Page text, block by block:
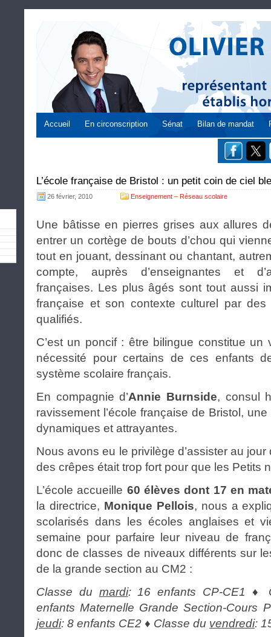
Accueil En circonscription Sénat Bilan de mandat
L’école française de Bristol : un petit coin de ciel
26 février, 2010 Enseignement – Réseau scolaire
Une bâtisse en pierres grises aux allures
entrer un cortège de bouts d’chou qui
tout en jouant, dessinant ou chantant,
compte, auprès d’enseignantes et
françaises. Les plus âgés sont tout aussi
française et son contexte culturel par
qualifiés.
C’est un poncif : être bilingue constitue
nécessité pour certains de ces enfants
système scolaire français.
En compagnie d’Annie Burnside, consul
ravissement l’école française de Bristol,
dynamiques et attrayantes.
Nous avons eu le privilège d’assister au jour
des crêpes était trop fort pour que les Petits
L’école accueille 60 élèves dont 17 en
la directrice, Monique Pellois, nous a
scolarisés dans les écoles anglaises et
semaine pour parfaire leur niveau de
donc de classes de niveaux différents sur
de la grande section au CM2 :
Classe du mardi: 16 enfants CP-CE1 ♦
enfants Maternelle Grande Section-Cours
jeudi: 8 enfants CE2 ♦ Classe du vendredi: